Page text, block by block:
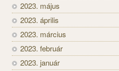
2023. május
2023. április
2023. március
2023. február
2023. január